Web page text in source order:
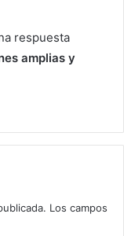
respuesta
amplias y
Los campos